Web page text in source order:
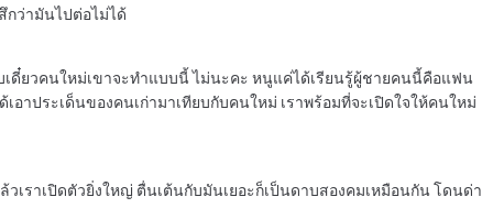
กว่ามันไปต่อไม่ได้
เดี๋ยวคนใหม่เขาจะทำแบบนี้ ไม่นะคะ หนูแค่ได้เรียนรู้ผู้ชายคนนี้คือแฟน
อาประเด็นของคนเก่ามาเทียบกับคนใหม่ เราพร้อมที่จะเปิดใจให้คนใหม่
วเราเปิดตัวยิ่งใหญ่ ตื่นเต้นกับมันเยอะก็เป็นดาบสองคมเหมือนกัน โดนด่า